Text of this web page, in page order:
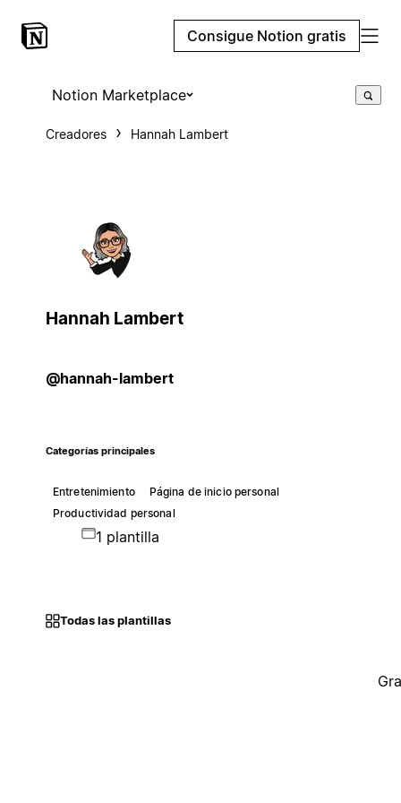
Consigue Notion gratis
Notion Marketplace
Creadores Hannah Lambert
Hannah Lambert
@hannah-lambert
Categorías principales
Entretenimiento
Página de inicio personal
Productividad personal
1 plantilla
Todas las plantillas